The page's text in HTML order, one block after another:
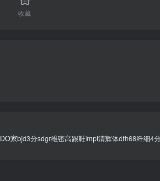
收藏
DO家bjd3分sdgr维密高跟鞋impl清辉体dfh68纤细4